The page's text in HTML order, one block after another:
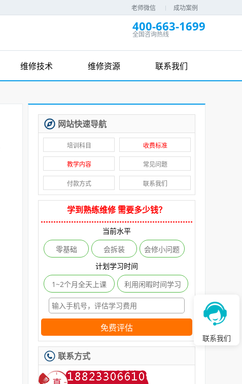
老师微信 成功案例
400-663-1699
全国咨询热线
维修技术 维修资源 联系我们
网站快速导航
培训科目 收费标准
教学内容 常见问题
付款方式 联系我们
学到熟练维修 需要多少钱？
当前水平
零基础
会拆装
会修小问题
计划学习时间
1~2个月全天上课
利用闲暇时间学习
免费评估
联系方式
联系我们